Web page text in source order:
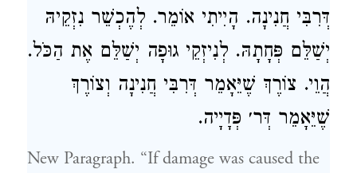
דְּרִבִּי חֲנִינָה. הָיִיתִי אוֹמֵר. לְהֶכְשֵׁר נִזְקֵיהּ
יְשַׁלֵּם פְּחָתָהּ. לְנִיזְקֵי גוּפָה יְשַׁלֵּם אֶת הַכֹּל.
הֲוֵי. צוֹרֶךְ שֶׁיֵּאָמֵר דְּרִבִּי חֲנִינָה וְצוֹרֶךְ
שֶׁיֵּאָמֵר דְּר׳ פְּדָיָיה.
New Paragraph. “If damage was caused the